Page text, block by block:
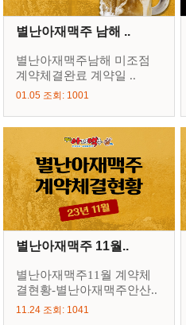
별난아재맥주 남해 ..
별난아재맥주남해 미조점
계약체결완료 계약일 ..
01.05 조회: 1001
별난아재맥주 11월..
별난아재맥주11월 계약체
결현황-별난아재맥주안산..
11.24 조회: 1041